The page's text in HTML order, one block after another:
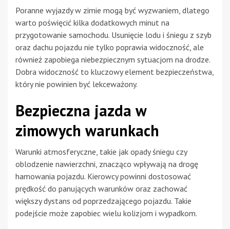
Poranne wyjazdy w zimie mogą być wyzwaniem, dlatego
warto poświęcić kilka dodatkowych minut na
przygotowanie samochodu. Usunięcie lodu i śniegu z szyb
oraz dachu pojazdu nie tylko poprawia widoczność, ale
również zapobiega niebezpiecznym sytuacjom na drodze.
Dobra widoczność to kluczowy element bezpieczeństwa,
który nie powinien być lekceważony.
Bezpieczna jazda w
zimowych warunkach
Warunki atmosferyczne, takie jak opady śniegu czy
oblodzenie nawierzchni, znacząco wpływają na drogę
hamowania pojazdu. Kierowcy powinni dostosować
prędkość do panujących warunków oraz zachować
większy dystans od poprzedzającego pojazdu. Takie
podejście może zapobiec wielu kolizjom i wypadkom.